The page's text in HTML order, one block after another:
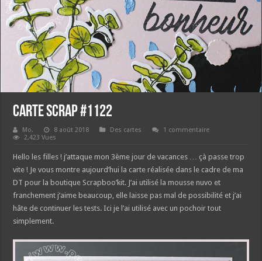
Carte Scrap #1122
Mo. 8 août 2018 Des cartes
1 commentaire
2,423 Vues
Hello les filles ! j’attaque mon 3ème jour de vacances … çà passe trop
vite ! Je vous montre aujourd’hui la carte réalisée dans le cadre de ma
DT pour la boutique Scrapboo’kit. J’ai utilisé la mousse nuvo et
franchement j’aime beaucoup, elle laisse pas mal de possibilité et j’ai
hâte de continuer les tests. Ici je l’ai utilisé avec un pochoir tout
simplement.